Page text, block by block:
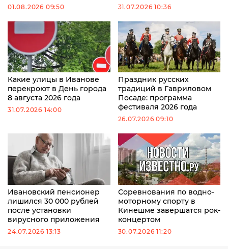
01.08.2026 09:50 31.07.2026 10:36
Какие улицы в Иванове
перекроют в День города
8 августа 2026 года
31.07.2026 14:00
Праздник русских
традиций в Гавриловом
Посаде: программа
фестиваля 2026 года
26.07.2026 09:10
Ивановский пенсионер
лишился 30 000 рублей
после установки
вирусного приложения
24.07.2026 13:13
Соревнования по водно-
моторному спорту в
Кинешме завершатся рок-
концертом
30.07.2026 11:20